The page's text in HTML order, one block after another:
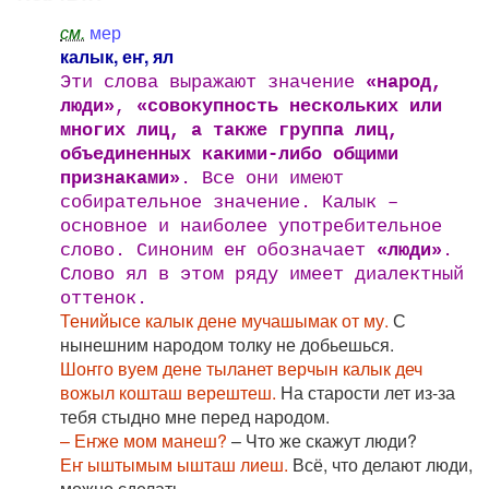
см. мер
калык, еҥ, ял
Эти слова выражают значение «народ,
люди» , «совокупность нескольких или
многих лиц, а также группа лиц,
объединенных какими-либо общими
признаками» . Все они имеют
собирательное значение. Калык –
основное и наиболее употребительное
слово. Синоним еҥ обозначает «люди» .
Слово ял в этом ряду имеет диалектный
оттенок.
Тенийысе калык дене мучашымак от му. С
нынешним народом толку не добьешься.
Шоҥго вуем дене тыланет верчын калык деч
вожыл кошташ верештеш. На старости лет из-за
тебя стыдно мне перед народом.
– Еҥже мом манеш? – Что же скажут люди?
Еҥ ыштымым ышташ лиеш. Всё, что делают люди,